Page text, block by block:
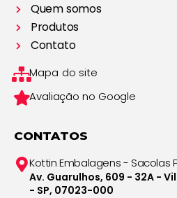
Quem somos
Produtos
Contato
Mapa do site
Avaliação no Google
CONTATOS
Kottin Embalagens - Sacolas
Av. Guarulhos, 609 - 32A -
- SP, 07023-000